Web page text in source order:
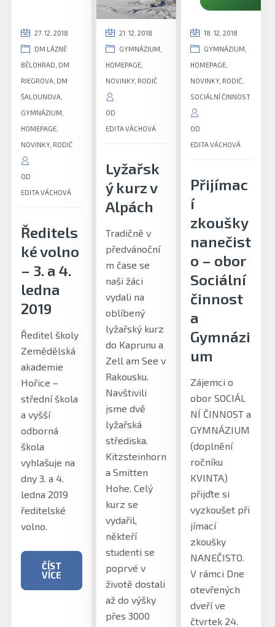
27. 12. 2018
DM LÁZNĚ
BĚLOHRAD DM
RIEGROVA DM
ŠALOUNOVA
GYMNÁZIUM
HOMEPAGE
NOVINKY, RODIČ
OD
EDITA VÁCHOVÁ
Ředitels
ké volno
– 3. a 4.
ledna
2019
Ředitel školy
Zemědělská
akademie
Hořice –
střední škola
a vyšší
odborná
škola
vyhlašuje na
dny 3. a 4.
ledna 2019
ředitelské
volno.
ČÍST
VÍCE
21. 12. 2018
GYMNÁZIUM
HOMEPAGE
NOVINKY, RODIČ
OD
EDITA VÁCHOVÁ
Lyžařsk
ý kurz v
Alpách
Tradičně v
předvánoční
m čase se
naši žáci
vydali na
oblíbený
lyžařský kurz
do Kaprunu a
Zell am See v
Rakousku.
Navštivili
jsme dvě
lyžařská
střediska.
Kitzsteinhorn
a Smitten
Hohe. Celý
kurz se
vydařil,
někteří
studenti se
poprvé v
životě dostali
až do výšky
přes 3000
18. 12. 2018
GYMNÁZIUM
HOMEPAGE
NOVINKY, RODIČ
SOCIÁLNÍ ČINNOST
OD
EDITA VÁCHOVÁ
Přijímac
í
zkoušky
nanečist
o – obor
Sociální
činnost
a
Gymnázi
um
Zájemci o
obor SOCIÁL
NÍ ČINNOST a
GYMNÁZIUM
(doplnění
ročníku
KVINTA)
přijďte si
vyzkoušet při
jímací
zkoušky
NANEČISTO.
V rámci Dne
otevřených
dveří ve
čtvrtek 24.